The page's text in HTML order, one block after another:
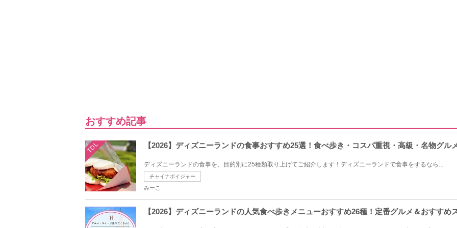
おすすめ記事
TDL 【2026】ディズニーランドの食事おすすめ25選！食べ歩き・コスパ重視・高級・名物グル
ディズニーランドの食事を、目的別に25種類取り上げてご紹介します！ディズニーランドで食事をするなら...
チャイナボイジャー
みーこ
【2026】ディズニーランドの人気食べ歩きメニューおすすめ26種！定番グルメ＆おすすめ